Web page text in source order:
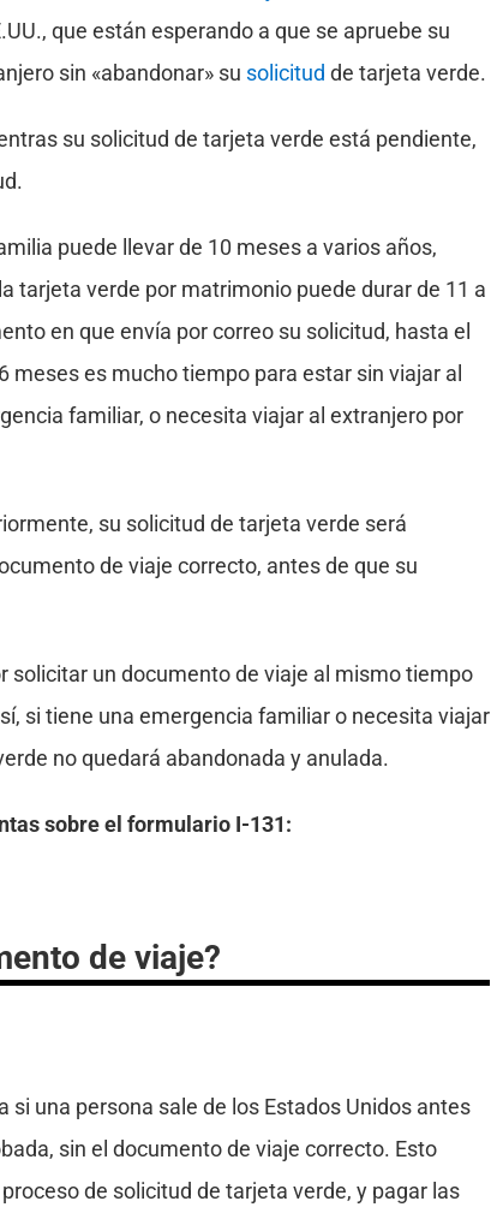
que están esperando a que se apruebe su
sin «abandonar» su solicitud de tarjeta verde.
su solicitud de tarjeta verde está pendiente,
puede llevar de 10 meses a varios años,
tarjeta verde por matrimonio puede durar de 11 a
en que envía por correo su solicitud, hasta el
meses es mucho tiempo para estar sin viajar al
familiar, o necesita viajar al extranjero por
su solicitud de tarjeta verde será
de viaje correcto, antes de que su
solicitar un documento de viaje al mismo tiempo
si tiene una emergencia familiar o necesita viajar
no quedará abandonada y anulada.
sobre el formulario I-131:
de viaje?
una persona sale de los Estados Unidos antes
sin el documento de viaje correcto. Esto
de solicitud de tarjeta verde, y pagar las